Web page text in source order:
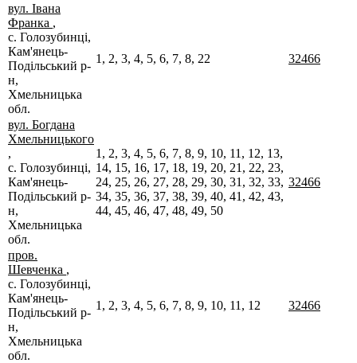
вул. Івана
Франка ,
с. Голозубинці,
Кам'янець-
Подільський р-
н,
Хмельницька
обл.
1, 2, 3, 4, 5, 6, 7, 8, 22 32466
вул. Богдана
Хмельницького
,
с. Голозубинці,
Кам'янець-
Подільський р-
н,
Хмельницька
обл.
1, 2, 3, 4, 5, 6, 7, 8, 9, 10, 11, 12, 13,
14, 15, 16, 17, 18, 19, 20, 21, 22, 23,
24, 25, 26, 27, 28, 29, 30, 31, 32, 33,
34, 35, 36, 37, 38, 39, 40, 41, 42, 43,
44, 45, 46, 47, 48, 49, 50
32466
пров.
Шевченка ,
с. Голозубинці,
Кам'янець-
Подільський р-
н,
Хмельницька
обл.
1, 2, 3, 4, 5, 6, 7, 8, 9, 10, 11, 12 32466